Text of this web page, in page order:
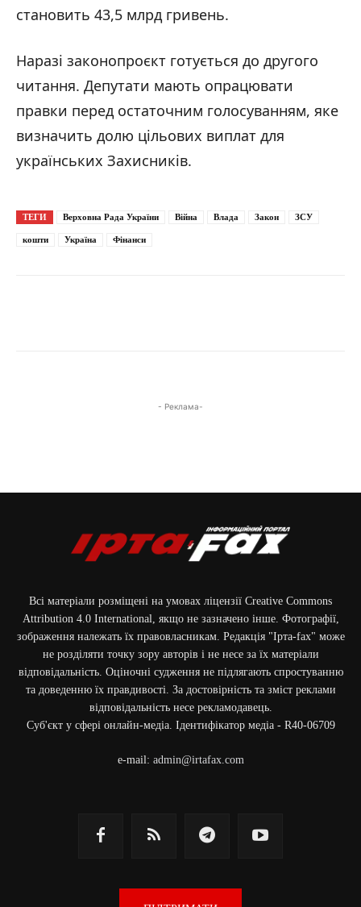
становить 43,5 млрд гривень.
Наразі законопроєкт готується до другого
читання. Депутати мають опрацювати
правки перед остаточним голосуванням, яке
визначить долю цільових виплат для
українських Захисників.
ТЕГИ Верховна Рада України Війна Влада Закон ЗСУ
кошти Україна Фінанси
- Реклама-
Всі матеріали розміщені на умовах ліцензії Creative Commons
Attribution 4.0 International, якщо не зазначено інше. Фотографії,
зображення належать їх правовласникам. Редакція "Ірта-fax" може
не розділяти точку зору авторів і не несе за їх матеріали
відповідальність. Оціночні судження не підлягають спростуванню
та доведенню їх правдивості. За достовірність та зміст реклами
відповідальність несе рекламодавець.
Cуб'єкт у сфері онлайн-медіа. Ідентифікатор медіа - R40-06709
e-mail: admin@irtafax.com